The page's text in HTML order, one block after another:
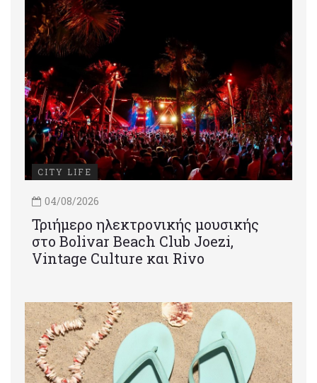
CITY LIFE
04/08/2026
Τριήμερο ηλεκτρονικής μουσικής
στο Bolivar Beach Club Joezi,
Vintage Culture και Rivo